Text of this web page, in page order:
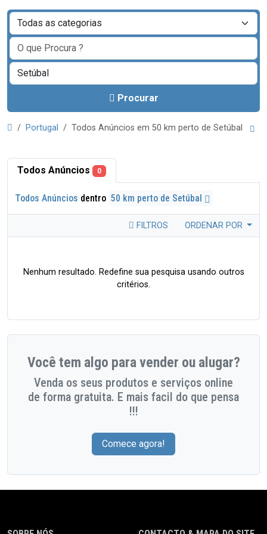
Procurar
Portugal Todos Anúncios em 50 km perto de Setúbal
Todos Anúncios 0
Todos Anúncios dentro 50 km perto de Setúbal
FILTROS ORDENAR POR
Nenhum resultado. Redefine sua pesquisa usando outros
critérios.
Você tem algo para vender ou alugar?
Venda os seus produtos e serviços online
de forma gratuita. E mais facil do que pensa
!!!
Comece agora!